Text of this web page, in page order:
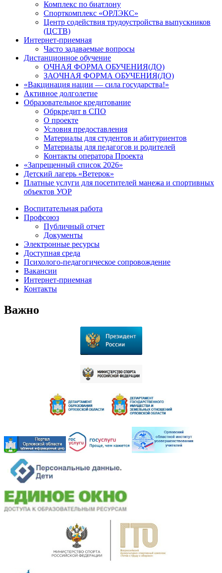
Комплекс по биатлону
Спорткомплекс «ОРЛЭКС»
Центр содействия трудоустройства выпускников
(ЦСТВ)
Интернет-приемная
Часто задаваемые вопросы
Дистанционное обучение
ОЧНАЯ ФОРМА ОБУЧЕНИЯ(ДО)
ЗАОЧНАЯ ФОРМА ОБУЧЕНИЯ(ДО)
«Вакцинация нации — сила государства!»
Активное долголетие
Образовательное кредитование
Обркредит в СПО
О проекте
Условия предоставления
Материалы для студентов и абитуриентов
Материалы для педагогов и родителей
Контакты оператора Проекта
«Запрещенный список 2026»
Детский лагерь «Ветерок»
Платные услуги для посетителей манежа и спортивных
объектов УОР
Воспитательная работа
Профсоюз
Публичный отчет
Документы
Электронные ресурсы
Доступная среда
Психолого-педагогическое сопровождение
Вакансии
Интернет-приемная
Контакты
Важно